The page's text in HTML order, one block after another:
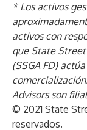
* Los activos
activos con
que State Street
(SSGA FD)
Advisors son
© 2021 State
reservados.